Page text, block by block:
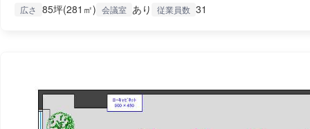
広さ 85坪(281㎡) 会議室 あり 従業員数 31